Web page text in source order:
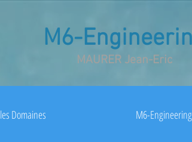
M6-
MAURER Jean-Eric
les Domaines M6-